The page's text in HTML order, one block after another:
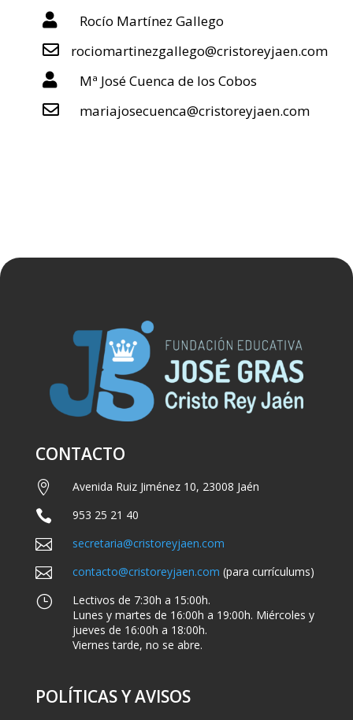
 Rocío Martínez Gallego
 rociomartinezgallego@cristoreyjaen.com
 Mª José Cuenca de los Cobos
 mariajosecuenca@cristoreyjaen.com
CONTACTO
 Avenida Ruiz Jiménez 10, 23008 Jaén
 953 25 21 40
 secretaria@cristoreyjaen.com
 contacto@cristoreyjaen.com (para currículums)
}
Lectivos de 7:30h a 15:00h.
Lunes y martes de 16:00h a 19:00h. Miércoles y
jueves de 16:00h a 18:00h.
Viernes tarde, no se abre.
POLÍTICAS Y AVISOS